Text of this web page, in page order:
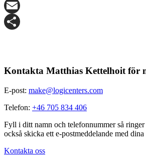
X
Email
Kontakta Matthias Kettelhoit för
E-post: make@logicenters.com
Telefon: +46 705 834 406
Fyll i ditt namn och telefonnummer så
också skicka ett e-postmeddelande med dina
Kontakta oss